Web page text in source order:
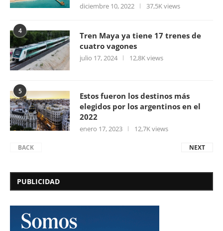
diciembre 10, 2022 37,5K views
4
Tren Maya ya tiene 17 trenes de
cuatro vagones
julio 17, 2024 12,8K views
5
Estos fueron los destinos más
elegidos por los argentinos en el
2022
enero 17, 2023 12,7K views
BACK NEXT
PUBLICIDAD